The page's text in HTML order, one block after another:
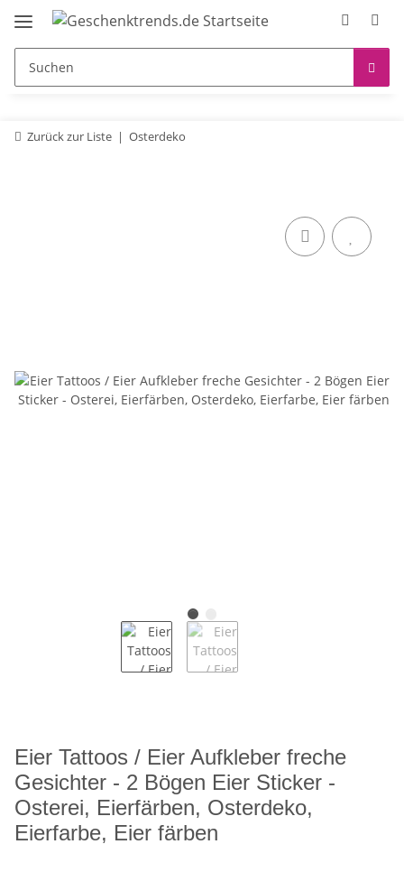
Zurück zur Liste Osterdeko
Eier Tattoos / Eier Aufkleber freche
Gesichter - 2 Bögen Eier Sticker -
Osterei, Eierfärben, Osterdeko,
Eierfarbe, Eier färben